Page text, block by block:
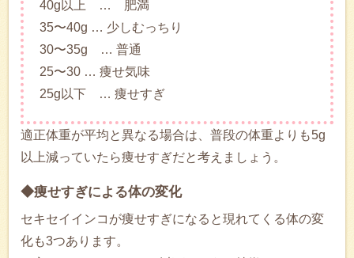
40g以上 … 肥満
35〜40g … 少しむっちり
30〜35g … 普通
25〜30 … 痩せ気味
25g以下 … 痩せすぎ
適正体重が平均と異なる場合は、普段の体重よりも5g
以上減っていたら痩せすぎだと考えましょう。
◆痩せすぎによる体の変化
セキセイインコが痩せすぎになると現れてくる体の変
化も3つあります。